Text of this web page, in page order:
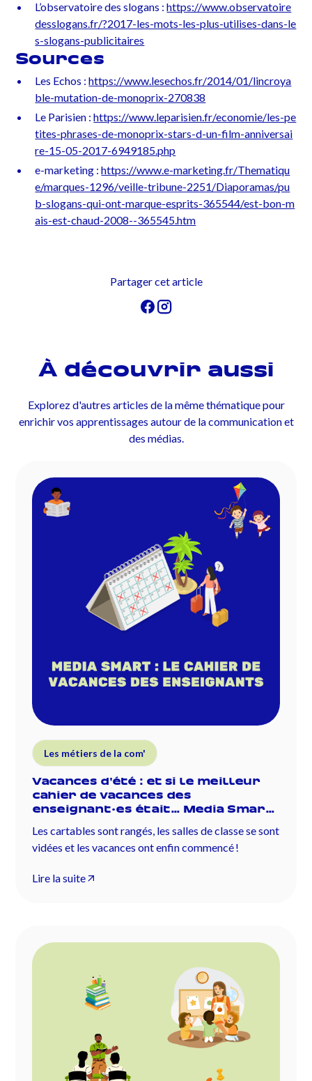
L’observatoire des slogans :https://www.observatoire
desslogans.fr/?2017-les-mots-les-plus-utilises-dans-le
s-slogans-publicitaires
Sources
Les Echos :https://www.lesechos.fr/2014/01/lincroya
ble-mutation-de-monoprix-270838
Le Parisien :https://www.leparisien.fr/economie/les-pe
tites-phrases-de-monoprix-stars-d-un-film-anniversai
re-15-05-2017-6949185.php
e-marketing :https://www.e-marketing.fr/Thematiqu
e/marques-1296/veille-tribune-2251/Diaporamas/pu
b-slogans-qui-ont-marque-esprits-365544/est-bon-m
ais-est-chaud-2008--365545.htm
Partager cet article
À découvrir aussi
Explorez d'autres articles de la même thématique pour
enrichir vos apprentissages autour de la communication et
des médias.
Les métiers de la com'
Vacances d'été : et si le meilleur
cahier de vacances des
enseignant·es était… Media Smart
Les cartables sont rangés, les salles de classe se sont
vidées et les vacances ont enfin commencé !
Lire la suite